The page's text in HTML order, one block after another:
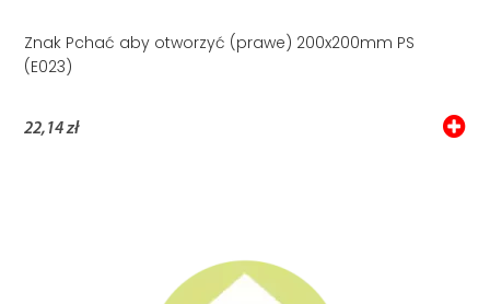
Znak Pchać aby otworzyć (prawe) 200x200mm PS
(E023)
22,14 zł